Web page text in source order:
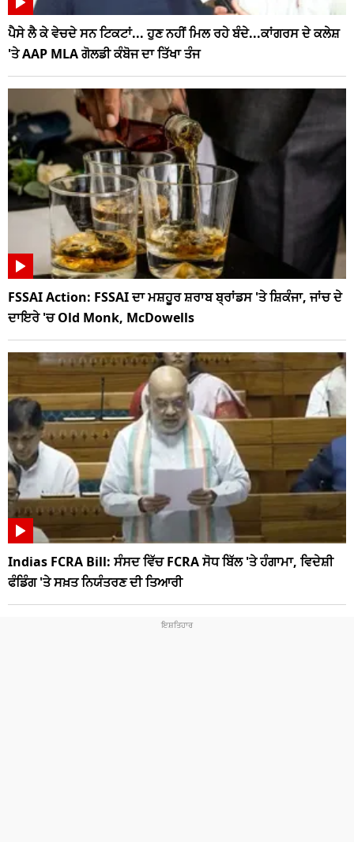
ਪੈਸੇ ਲੈ ਕੇ ਵੇਚਦੇ ਸਨ ਟਿਕਟਾਂ... ਹੁਣ ਨਹੀਂ ਮਿਲ ਰਹੇ ਬੰਦੇ...ਕਾਂਗਰਸ ਦੇ ਕਲੇਸ਼
'ਤੇ AAP MLA ਗੋਲਡੀ ਕੰਬੋਜ ਦਾ ਤਿੱਖਾ ਤੰਜ
FSSAI Action: FSSAI ਦਾ ਮਸ਼ਹੂਰ ਸ਼ਰਾਬ ਬ੍ਰਾਂਡਸ 'ਤੇ ਸ਼ਿਕੰਜਾ, ਜਾਂਚ ਦੇ
ਦਾਇਰੇ 'ਚ Old Monk, McDowells
Indias FCRA Bill: ਸੰਸਦ ਵਿੱਚ FCRA ਸੋਧ ਬਿੱਲ 'ਤੇ ਹੰਗਾਮਾ, ਵਿਦੇਸ਼ੀ
ਫੰਡਿੰਗ 'ਤੇ ਸਖ਼ਤ ਨਿਯੰਤਰਣ ਦੀ ਤਿਆਰੀ